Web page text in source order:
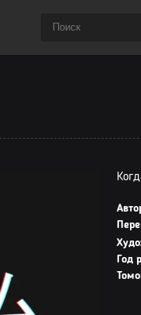
Год